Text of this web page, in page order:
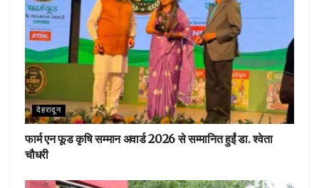
देहरादून
फार्म एन फूड कृषि सम्मान अवार्ड 2026 से सम्मानित हुईं डा. श्वेता
चौधरी